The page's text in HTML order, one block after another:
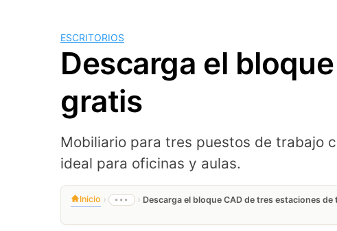
ESCRITORIOS
Descarga el
gratis
Mobiliario para tres puestos de trabajo
ideal para oficinas y aulas.
Inicio › ••• › Descarga el bloque CAD de tres estaciones